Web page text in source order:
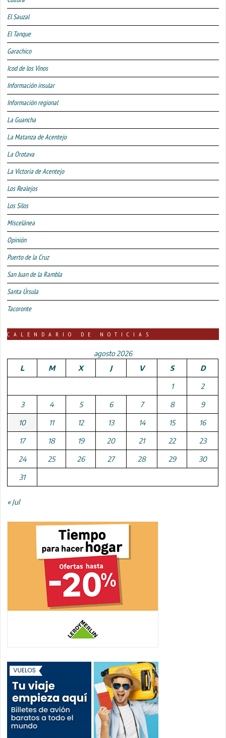
El Sauzal
El Tanque
Garachico
Icod de los Vinos
Información insular
Información regional
La Guancha
La Matanza de Acentejo
La Orotava
La Victoria de Acentejo
Los Realejos
Los Silos
Miscelánea
Opinión
Puerto de la Cruz
San Juan de la Rambla
Santa Úrsula
Tacoronte
CALENDARIO DE NOTICIAS
agosto 2026
L
M X J V S D
1 2
3 4 5 6 7 8 9
10 11 12 13 14 15 16
17 18 19 20 21 22 23
24 25 26 27 28 29 30
31
« Jul